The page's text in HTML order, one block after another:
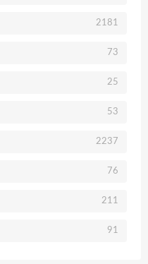
2181
73
25
53
2237
76
211
91